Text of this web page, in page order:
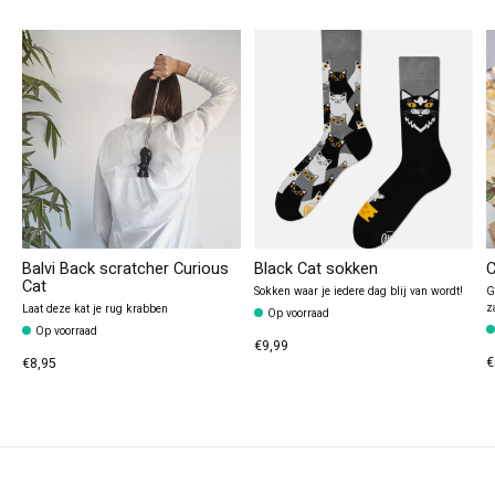
Balvi Back scratcher Curious
Cat
Laat deze kat je rug krabben
Op voorraad
€8,95
Black Cat sokken
Sokken waar je iedere dag blij van wordt!
Op voorraad
€9,99